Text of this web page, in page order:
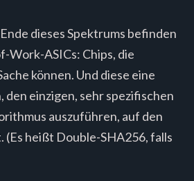
dieses Spektrums befinden
Work-ASICs: Chips, die
können. Und diese eine
den einzigen, sehr spezifischen
auszuführen, auf den
(Es heißt Double-SHA256, falls